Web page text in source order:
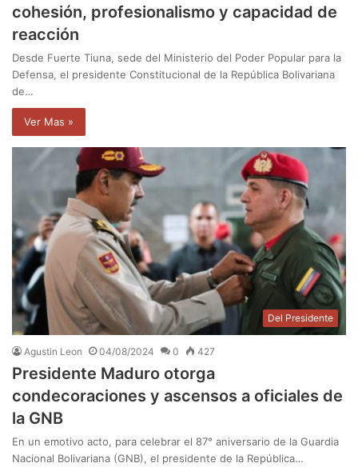
cohesión, profesionalismo y capacidad de
reacción
Desde Fuerte Tiuna, sede del Ministerio del Poder Popular para la
Defensa, el presidente Constitucional de la República Bolivariana
de…
Ver Mas »
Del Presidente
Agustin Leon 04/08/2024 0 427
Presidente Maduro otorga
condecoraciones y ascensos a oficiales de
la GNB
En un emotivo acto, para celebrar el 87° aniversario de la Guardia
Nacional Bolivariana (GNB), el presidente de la República…